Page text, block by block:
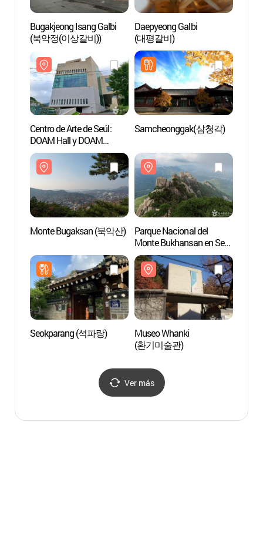
Bugakjeong Isang Galbi
(북악정(이상갈비))
Daepyeong Galbi
(대평갈비)
Centro de Arte de Seúl:
DOAM Hall y DOAM
Gallery (서울아트센터
도암홀·도암갤러리)
Samcheonggak(삼청각)
Monte Bugaksan (북악산)
Parque Nacional del
Monte Bukhansan en Seúl
(북한산국립공원(서울))
Seokparang (석파랑)
Museo Whanki
(환기미술관)
Ver más